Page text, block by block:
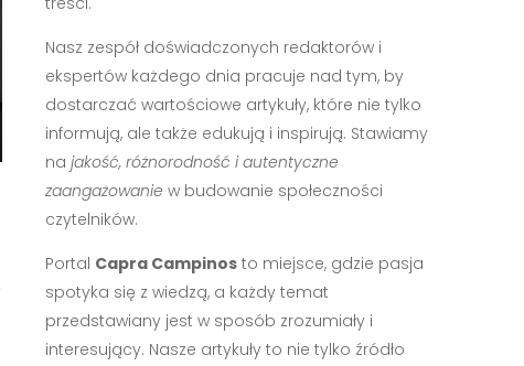
Nasz zespół doświadczonych redaktorów i
ekspertów każdego dnia pracuje nad tym, by
dostarczać wartościowe artykuły, które nie tylko
informują, ale także edukują i inspirują. Stawiamy
na jakość, różnorodność i autentyczne
zaangażowanie w budowanie społeczności
czytelników.
Portal Capra Campinosto miejsce, gdzie pasja
spotyka się z wiedzą, a każdy temat
przedstawiany jest w sposób zrozumiały i
interesujący. Nasze artykuły to nie tylko źródło